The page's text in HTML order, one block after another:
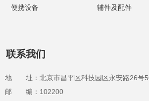
便携设备 辅件及配件
地 址：北京市昌平区科技园区永安路26号
邮 编：102200
联系我们